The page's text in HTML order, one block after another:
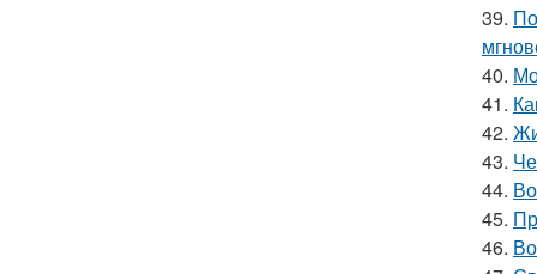
39.
40.
41.
42.
43.
44.
45.
46.